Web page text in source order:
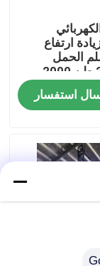
ارتفاع
ملم الحمل
الاسمي 2 طن 2000
استفسار